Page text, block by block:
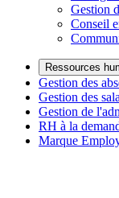
Gestion
Conseil
Ressources
Gestion des
Gestion des
Gestion de
RH à la
Marque